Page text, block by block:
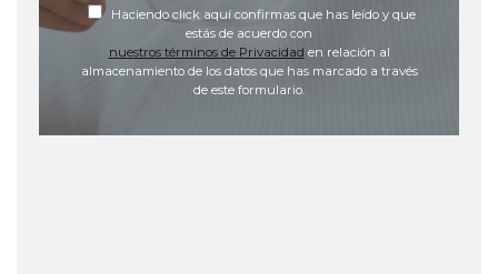
Haciendo click aquí confirmas que has leído y que
estás de acuerdo con
nuestros términos de Privacidad en relación al
almacenamiento de los datos que has marcado a través
de este formulario.